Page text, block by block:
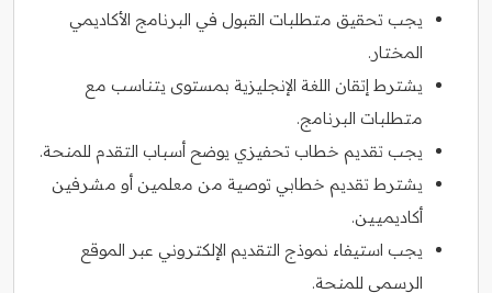
يجب تحقيق متطلبات القبول في البرنامج الأكاديمي
المختار.
يشترط إتقان اللغة الإنجليزية بمستوى يتناسب مع
متطلبات البرنامج.
يجب تقديم خطاب تحفيزي يوضح أسباب التقدم للمنحة.
يشترط تقديم خطابي توصية من معلمين أو مشرفين
أكاديميين.
يجب استيفاء نموذج التقديم الإلكتروني عبر الموقع
الرسمي للمنحة.